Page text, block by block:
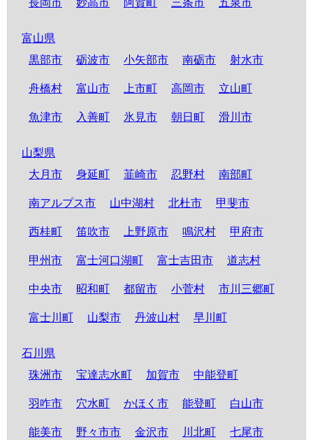
長岡市 妙高市 阿賀町 三条市 五泉市
富山県
黒部市
砺波市 小矢部市 南砺市 射水市
舟橋村 富山市 上市町 高岡市 立山町
魚津市 入善町 氷見市 朝日町 滑川市
山梨県
大月市
身延町 韮崎市 忍野村 南部町
南アルプス市 山中湖村 北杜市 甲斐市
西桂町 笛吹市 上野原市 鳴沢村 甲府市
甲州市 富士河口湖町 富士吉田市 道志村
中央市 昭和町 都留市 小菅村 市川三郷町
富士川町 山梨市 丹波山村 早川町
石川県
珠洲市
宝達志水町 加賀市 中能登町
羽咋市 穴水町 かほく市 能登町 白山市
能美市 野々市市 金沢市 川北町 七尾市